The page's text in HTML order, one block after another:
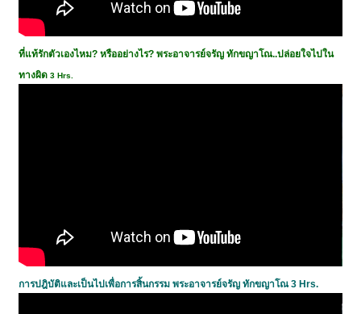
ที่แท้รักตัวเองไหม? หรืออย่างไร? พระอาจารย์จรัญ ทักขญาโณ..ปล่อยใจไปใน
ทางผิด 3 Hrs.
การปฎิบัติและเป็นไปเพื่อการสิ้นกรรม พระอาจารย์จรัญ ทักขญาโณ3 Hrs.